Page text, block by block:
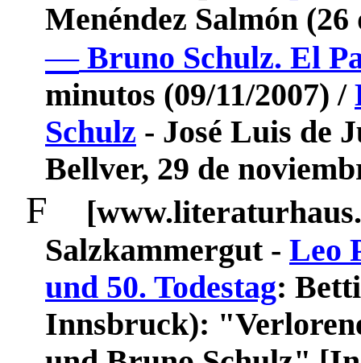
Menéndez Salmón
—Bruno Schulz. El
minutos (09/11/2007) /
Schulz - José Luis de
Bellver, 29 de
F
Salzkammergut - Leo
und 50. Todestag:
Innsbruck): "